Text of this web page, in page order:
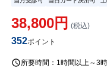
38,800円 (税込)
352ポイント
所要時間： 1時間以上～3